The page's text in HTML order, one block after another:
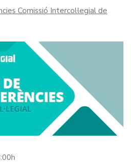
Comissió Intercol·legial de